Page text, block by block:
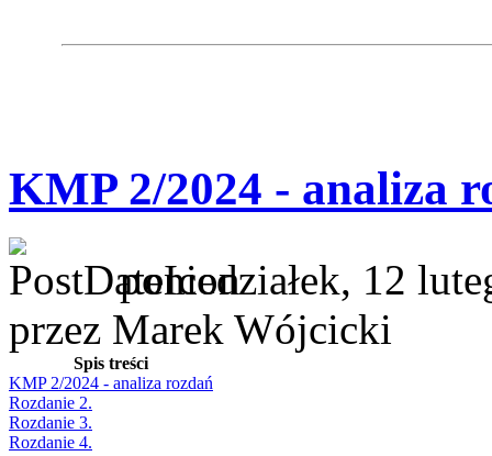
KMP 2/2024 - analiza
poniedziałek, 12
przez Marek Wójcicki
Spis treści
KMP 2/2024 - analiza rozdań
Rozdanie 2.
Rozdanie 3.
Rozdanie 4.